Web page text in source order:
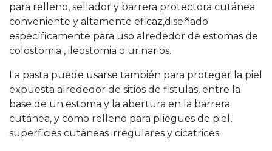
para relleno, sellador y barrera protectora cutánea
conveniente y altamente eficaz,diseñado
específicamente para uso alrededor de estomas de
colostomia , ileostomia o urinarios.
La pasta puede usarse también para proteger la piel
expuesta alrededor de sitios de fistulas, entre la
base de un estoma y la abertura en la barrera
cutánea, y como relleno para pliegues de piel,
superficies cutáneas irregulares y cicatrices.